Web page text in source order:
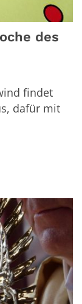
des
findet
dafür mit